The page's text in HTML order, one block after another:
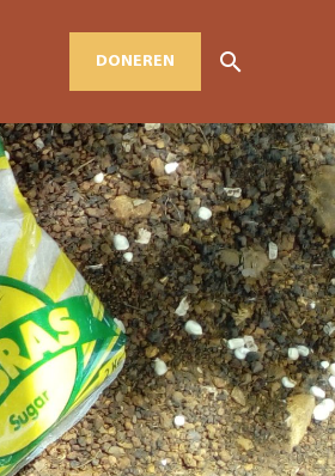
DONEREN